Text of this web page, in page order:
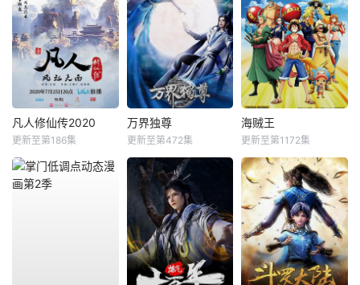
凡人修仙传2020
更新至第186集
万界独尊
更新至第472集
海贼王
更新至第1172集